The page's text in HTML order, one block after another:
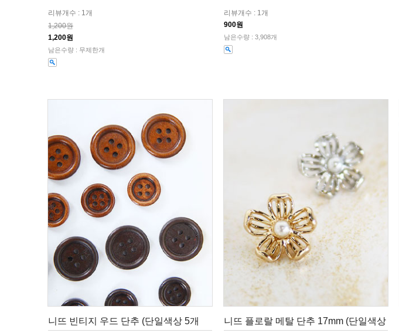
리뷰개수 : 1개
1,200원
1,200원
남은수량 : 무제한개
리뷰개수 : 1개
900원
남은수량 : 3,908개
니뜨 빈티지 우드 단추 (단일색상 5개 니뜨 플로랄 메탈 단추 17mm (단일색상